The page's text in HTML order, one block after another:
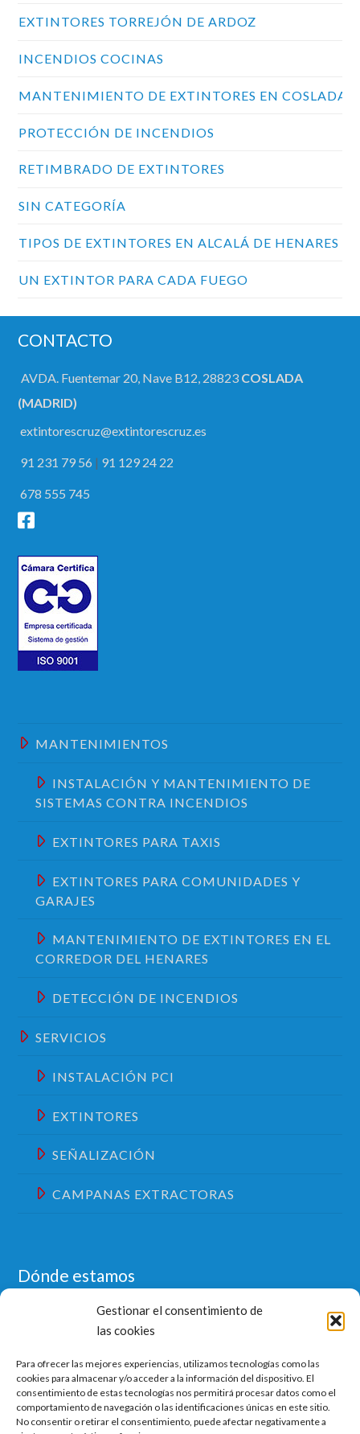
Gestionar el consentimiento de
las cookies
Para ofrecer las mejores experiencias, utilizamos tecnologías como las
cookies para almacenar y/o acceder a la información del dispositivo. El
consentimiento de estas tecnologías nos permitirá procesar datos como el
comportamiento de navegación o las identificaciones únicas en este sitio.
No consentir o retirar el consentimiento, puede afectar negativamente a
EXTINTORES TORREJÓN DE ARDOZ
INCENDIOS COCINAS
MANTENIMIENTO DE EXTINTORES EN COSLADA
PROTECCIÓN DE INCENDIOS
RETIMBRADO DE EXTINTORES
SIN CATEGORÍA
TIPOS DE EXTINTORES EN ALCALÁ DE HENARES
UN EXTINTOR PARA CADA FUEGO
CONTACTO
AVDA. Fuentemar 20, Nave B12, 28823 COSLADA
(MADRID)
extintorescruz@extintorescruz.es
91 231 79 56 | 91 129 24 22
678 555 745
MANTENIMIENTOS
INSTALACIÓN Y MANTENIMIENTO DE
SISTEMAS CONTRA INCENDIOS
EXTINTORES PARA TAXIS
EXTINTORES PARA COMUNIDADES Y
GARAJES
MANTENIMIENTO DE EXTINTORES EN EL
CORREDOR DEL HENARES
DETECCIÓN DE INCENDIOS
SERVICIOS
INSTALACIÓN PCI
EXTINTORES
SEÑALIZACIÓN
CAMPANAS EXTRACTORAS
Dónde estamos
Haz clic para aceptar cookies de marketing y
permitir este contenido